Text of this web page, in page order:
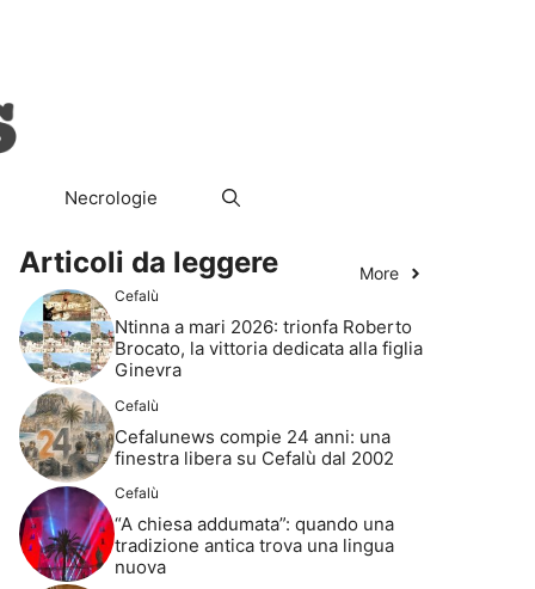
Necrologie
Articoli da leggere More
Cefalù
Ntinna a mari 2026: trionfa Roberto
Brocato, la vittoria dedicata alla figlia
Ginevra
Cefalù
Cefalunews compie 24 anni: una
finestra libera su Cefalù dal 2002
Cefalù
“A chiesa addumata”: quando una
tradizione antica trova una lingua
nuova